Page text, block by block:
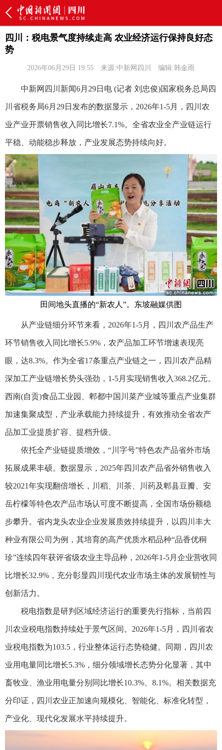
四川：税电景气度持续走高 农业经济运行保持良好态
势
2026年06月29日 19:55 来源:中新网四川 编辑:韩金雨
中新网四川新闻6月29日电 (记者 刘忠俊)国家税务总局四
川省税务局6月29日发布的数据显示，2026年1-5月，四川农
业产业开票销售收入同比增长7.1%。全省农业全产业链运行
平稳、动能稳步释放，产业发展态势持续向好。
田间地头直播的“新农人”。东坡融媒供图
从产业链细分环节来看，2026年1-5月，四川农产品生产
环节销售收入同比增长5.9%，农产品加工环节增速表现亮
眼，达8.3%。作为全省17条重点产业链之一，四川农产品精
深加工产业链增长势头强劲，1-5月实现销售收入368.2亿元。
西南(自贡)食品工业园、郫都中国川菜产业城等重点产业集群
加速集聚成型，产业承载能力持续提升，有效推动全省农产
品加工业提质扩容、提档升级。
依托全产业链提质增效，“川字号”特色农产品省外市场
拓展成果丰硕。数据显示，2025年四川农产品省外销售收入
较2021年实现翻倍增长，川稻、川茶、川药及郫县豆瓣、安
岳柠檬等特色农产品市场认可度不断提高，全国市场份额稳
步攀升。省内龙头农业企业发展质效持续提升，以四川丰大
种业有限公司为例，其培育的高产优质水稻品种“品香优秱
珍”连续四年获评省级农业主导品种，2026年1-5月企业营收同
比增长32.9%，充分彰显四川现代农业市场主体的发展韧性与
创新活力。
税电指数是研判区域经济运行的重要先行指标，当前四
川农业税电指数持续处于景气区间。2026年1-5月，四川省农
业税电指数为103.5，行业整体运行态势稳健。同期，四川农
业用电量同比增长5.3%，细分领域增长态势分化显著，其中
畜牧业、渔业用电量分别同比增长10.3%、8.1%。相关数据充
分印证，四川农业正加速向规模化、智能化、标准化转型，
产业化、现代化发展水平持续提升。